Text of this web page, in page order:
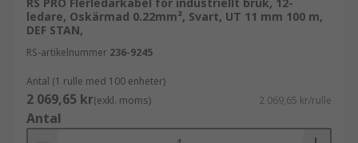
ledare, Oskärmad 0.22mm², Svart, UT 11 mm 100 m,
DEF STAN,
RS-artikelnummer 236-9245
Antal (1 rulle med 100 enheter)
2 069,65 kr(exkl. moms) 2 069,65 kr/rulle
Antal